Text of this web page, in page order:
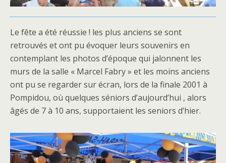
Le fête a été réussie ! les plus anciens se sont
retrouvés et ont pu évoquer leurs souvenirs en
contemplant les photos d’époque qui jalonnent les
murs de la salle « Marcel Fabry » et les moins anciens
ont pu se regarder sur écran, lors de la finale 2001 à
Pompidou, où quelques séniors d’aujourd’hui , alors
âgés de 7 à 10 ans, supportaient les seniors d’hier.